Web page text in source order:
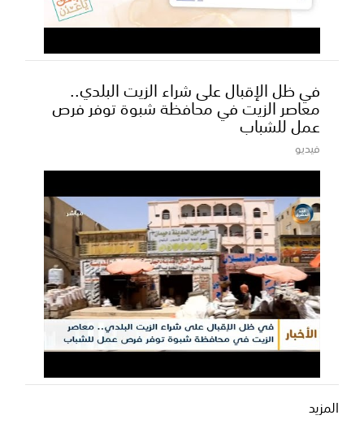
في ظل الإقبال على شراء الزيت البلدي..
معاصر الزيت في محافظة شبوة توفر فرص
عمل للشباب
فيديو
المزيد